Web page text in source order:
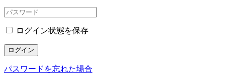
ログイン状態を保存
ログイン
パスワードを忘れた場合